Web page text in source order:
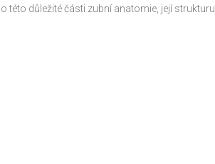
této důležité části zubní anatomie, její strukturu